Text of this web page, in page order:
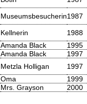
Museumsbesucherin1987
Kellnerin
1988
Amanda Black
1995
Amanda Black
1997
Metzla Holligan
1997
Oma
1999
Mrs. Grayson 2000